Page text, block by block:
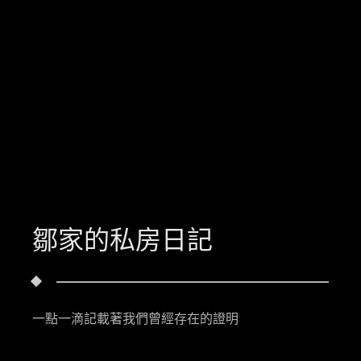
鄒家的私房日記
一點一滴記載著我們曾經存在的證明